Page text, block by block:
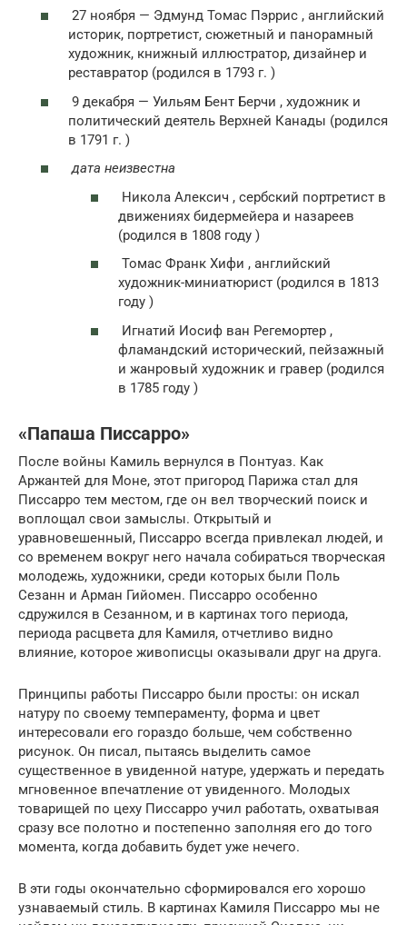
27 ноября — Эдмунд Томас Пэррис , английский
историк, портретист, сюжетный и панорамный
художник, книжный иллюстратор, дизайнер и
реставратор (родился в 1793 г. )
9 декабря — Уильям Бент Берчи , художник и
политический деятель Верхней Канады (родился
в 1791 г. )
дата неизвестна
Никола Алексич , сербский портретист в
движениях бидермейера и назареев
(родился в 1808 году )
Томас Франк Хифи , английский
художник-миниатюрист (родился в 1813
году )
Игнатий Иосиф ван Регемортер ,
фламандский исторический, пейзажный
и жанровый художник и гравер (родился
в 1785 году )
«Папаша Писсарро»
После войны Камиль вернулся в Понтуаз. Как
Аржантей для Моне, этот пригород Парижа стал для
Писсарро тем местом, где он вел творческий поиск и
воплощал свои замыслы. Открытый и
уравновешенный, Писсарро всегда привлекал людей, и
со временем вокруг него начала собираться творческая
молодежь, художники, среди которых были Поль
Сезанн и Арман Гийомен. Писсарро особенно
сдружился в Сезанном, и в картинах того периода,
периода расцвета для Камиля, отчетливо видно
влияние, которое живописцы оказывали друг на друга.
Принципы работы Писсарро были просты: он искал
натуру по своему темпераменту, форма и цвет
интересовали его гораздо больше, чем собственно
рисунок. Он писал, пытаясь выделить самое
существенное в увиденной натуре, удержать и передать
мгновенное впечатление от увиденного. Молодых
товарищей по цеху Писсарро учил работать, охватывая
сразу все полотно и постепенно заполняя его до того
момента, когда добавить будет уже нечего.
В эти годы окончательно сформировался его хорошо
узнаваемый стиль. В картинах Камиля Писсарро мы не